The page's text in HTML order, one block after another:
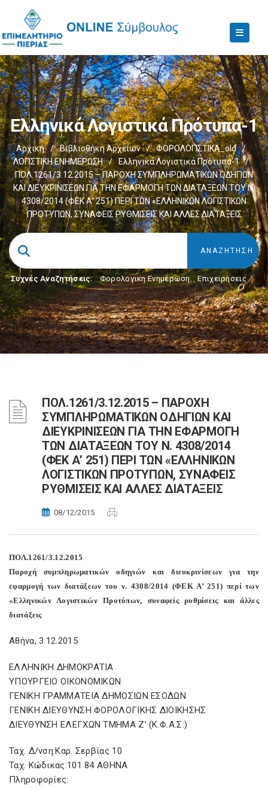
Ελληνικά Λογιστικά Πρότυπα-1
Αρχική / Βιβλιοθήκη Αρχείων / ΦΟΡΟΛΟΓΙΣΤΙΚΑ_old
/
ΛΟΓΙΣΤΙΚΗ ΕΝΗΜΕΡΩΣΗ
/ Ελληνικά Λογιστικά Πρότυπα-1
/
ΠΟΛ.1261/3.12.2015 – ΠΑΡΟΧΗ ΣΥΜΠΛΗΡΩΜΑΤΙΚΩΝ ΟΔΗΓΙΩΝ
ΚΑΙ ΔΙΕΥΚΡΙΝΙΣΕΩΝ ΓΙΑ ΤΗΝ ΕΦΑΡΜΟΓΗ ΤΩΝ ΔΙΑΤΑΞΕΩΝ ΤΟΥ Ν.
4308/2014 (ΦΕΚ Α’ 251) ΠΕΡΙ ΤΩΝ «ΕΛΛΗΝΙΚΩΝ ΛΟΓΙΣΤΙΚΩΝ
ΠΡΟΤΥΠΩΝ, ΣΥΝΑΦΕΙΣ ΡΥΘΜΙΣΕΙΣ ΚΑΙ ΑΛΛΕΣ ΔΙΑΤΑΞΕΙΣ
Συχνές Αναζητήσεις: Φορολογικη Ενημέρωση, Επιχειρήσεις
ΠΟΛ.1261/3.12.2015 – ΠΑΡΟΧΗ
ΣΥΜΠΛΗΡΩΜΑΤΙΚΩΝ ΟΔΗΓΙΩΝ ΚΑΙ
ΔΙΕΥΚΡΙΝΙΣΕΩΝ ΓΙΑ ΤΗΝ ΕΦΑΡΜΟΓΗ
ΤΩΝ ΔΙΑΤΑΞΕΩΝ ΤΟΥ Ν. 4308/2014
(ΦΕΚ Α’ 251) ΠΕΡΙ ΤΩΝ «ΕΛΛΗΝΙΚΩΝ
ΛΟΓΙΣΤΙΚΩΝ ΠΡΟΤΥΠΩΝ, ΣΥΝΑΦΕΙΣ
ΡΥΘΜΙΣΕΙΣ ΚΑΙ ΑΛΛΕΣ ΔΙΑΤΑΞΕΙΣ
08/12/2015
ΠΟΛ.1261/3.12.2015
Παροχή συμπληρωματικών οδηγιών και διευκρινίσεων για την
εφαρμογή των διατάξεων του ν. 4308/2014 (ΦΕΚ Α’ 251) περί των
«Ελληνικών Λογιστικών Προτύπων, συναφείς ρυθμίσεις και άλλες
διατάξεις
Αθήνα, 3.12.2015
ΕΛΛΗΝΙΚΗ ΔΗΜΟΚΡΑΤΙΑ
ΥΠΟΥΡΓΕΙΟ ΟΙΚΟΝΟΜΙΚΩΝ
ΓΕΝΙΚΗ ΓΡΑΜΜΑΤΕΙΑ ΔΗΜΟΣΙΩΝ ΕΣΟΔΩΝ
ΓΕΝΙΚΗ ΔΙΕΥΘΥΝΣΗ ΦΟΡΟΛΟΓΙΚΗΣ ΔΙΟΙΚΗΣΗΣ
ΔΙΕΥΘΥΝΣΗ ΕΛΕΓΧΩΝ ΤΜΗΜΑ Ζ’ (Κ.Φ.Α.Σ.)
Ταχ. Δ/νση:Καρ. Σερβίας 10
Ταχ. Κώδικας:101 84 ΑΘΗΝΑ
Πληροφορίες: